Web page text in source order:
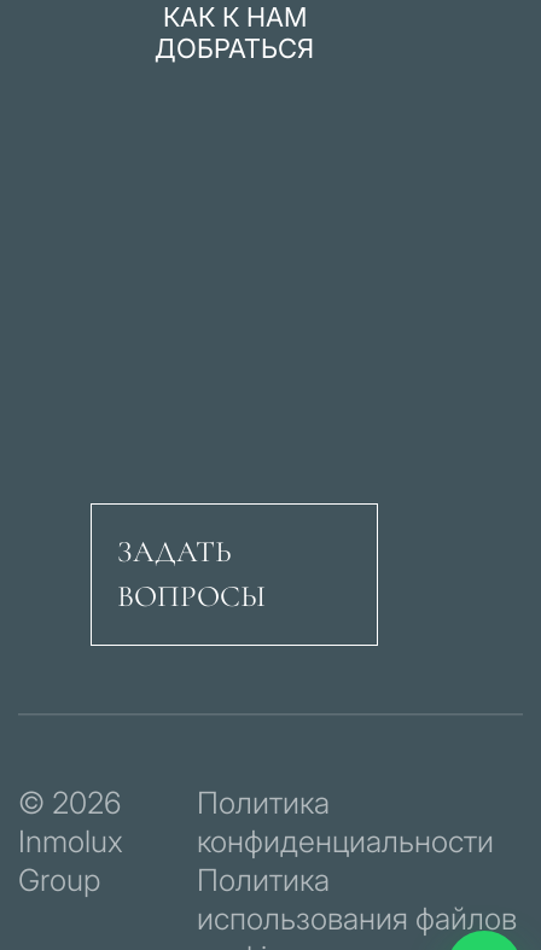
КАК К НАМ
ДОБРАТЬСЯ
Авеню Рикардо
ЗАДАТЬ
ВОПРОСЫ
© 2026
Inmolux
Group
Политика
конфиденциальности
Политика
использования файлов